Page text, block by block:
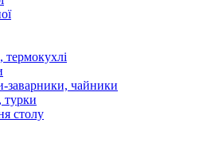
термокухлі
заварники, чайники
турки
столу